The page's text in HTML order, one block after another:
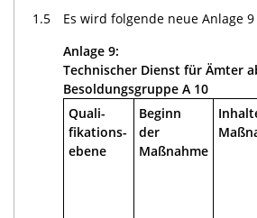
1.5
Es wird folgende neue Anlage
Anlage 9:
Technischer Dienst für Ämter
Besoldungsgruppe A 10
Quali-
fikations-
ebene
Beginn
der
Maßnahme